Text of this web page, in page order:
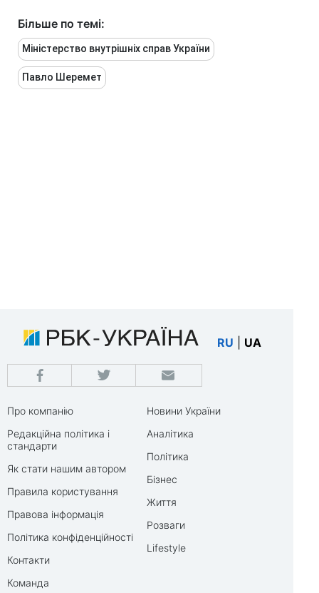
Більше по темі:
Міністерство внутрішніх справ України
Павло Шеремет
RU UA
Про компанію
Редакційна політика і
стандарти
Як стати нашим автором
Правила користування
Правова інформація
Політика конфіденційності
Контакти
Команда
Новини України
Аналітика
Політика
Бізнес
Життя
Розваги
Lifestyle